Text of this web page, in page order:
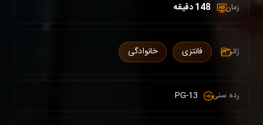
زمان : 148 دقیقه
ژانر : فانتزی خانوادگی
رده سنی : PG-13